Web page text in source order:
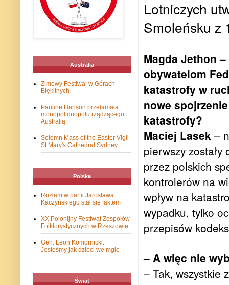
Lotniczych
Smoleńsku z
Magda Jethon
obywatelom
katastrofy w
nowe
katastrofy?
Maciej Lasek –
pierwszy
przez polskich
kontrolerów na
wpływ na
wypadku, tylko
przepisów
– A więc nie
– Tak, wszystkie
Australia
Zimowy Festiwal w Górach
Błękitnych
Pauline Hanson przełamała
monopol duopolu rządzącego
Australią
Solemn Mass of the Easter Vigil
St Mary's Cathedral Sydney
Polska
Rozłam w partii Jarosława
Kaczyńskiego stał się faktem
XX Polonijny Festiwal Zespołów
Folklorystycznych w Rzeszowie
Gen. Leon Komornicki:
Jesteśmy jak dzieci we mgle
Świat